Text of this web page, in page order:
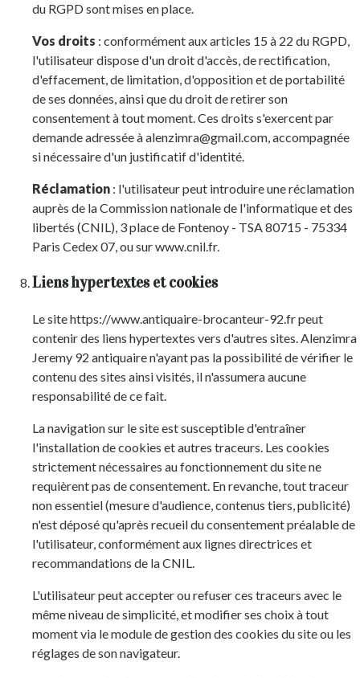
du RGPD sont mises en place.
Vos droits : conformément aux articles 15 à 22 du RGPD,
l'utilisateur dispose d'un droit d'accès, de rectification,
d'effacement, de limitation, d'opposition et de portabilité
de ses données, ainsi que du droit de retirer son
consentement à tout moment. Ces droits s'exercent par
demande adressée à alenzimra@gmail.com, accompagnée
si nécessaire d'un justificatif d'identité.
Réclamation : l'utilisateur peut introduire une réclamation
auprès de la Commission nationale de l'informatique et des
libertés (CNIL), 3 place de Fontenoy - TSA 80715 - 75334
Paris Cedex 07, ou sur www.cnil.fr.
Liens hypertextes et cookies
Le site https://www.antiquaire-brocanteur-92.fr peut
contenir des liens hypertextes vers d'autres sites. Alenzimra
Jeremy 92 antiquaire n'ayant pas la possibilité de vérifier le
contenu des sites ainsi visités, il n'assumera aucune
responsabilité de ce fait.
La navigation sur le site est susceptible d'entraîner
l'installation de cookies et autres traceurs. Les cookies
strictement nécessaires au fonctionnement du site ne
requièrent pas de consentement. En revanche, tout traceur
non essentiel (mesure d'audience, contenus tiers, publicité)
n'est déposé qu'après recueil du consentement préalable de
l'utilisateur, conformément aux lignes directrices et
recommandations de la CNIL.
L'utilisateur peut accepter ou refuser ces traceurs avec le
même niveau de simplicité, et modifier ses choix à tout
moment via le module de gestion des cookies du site ou les
réglages de son navigateur.